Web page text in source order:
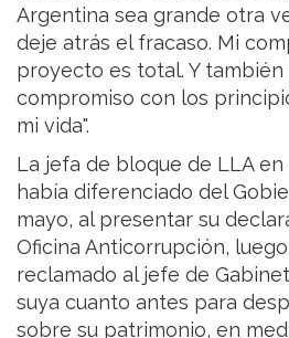
Argentina sea grande otra
deje atrás el fracaso. Mi
proyecto es total. Y también
compromiso con los
mi vida".
La jefa de bloque de LLA en
había diferenciado del
mayo, al presentar su
Oficina Anticorrupción,
reclamado al jefe de
suya cuanto antes para
sobre su patrimonio, en